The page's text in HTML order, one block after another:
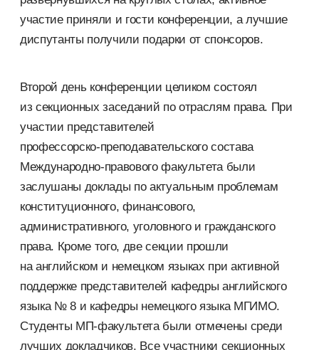
участие приняли и гости конференции, а лучшие
диспутанты получили подарки от спонсоров.
Второй день конференции целиком состоял
из секционных заседаний по отраслям права. При
участии представителей
профессорско-преподавательскогосостава
Международно-правовогофакультета были
заслушаны доклады по актуальным проблемам
конституционного, финансового,
административного, уголовного и гражданского
права. Кроме того, две секции прошли
на английском и немецком языках при активной
поддержке представителей кафедры английского
языка № 8 и кафедры немецкого языка МГИМО.
Студенты МП-факультетабыли отмечены среди
лучших докладчиков. Все участники секционных